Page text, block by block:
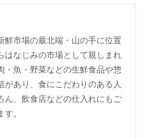
鮮市場の最北端・山の手に位置
はなじみの市場として親しまれ
・魚・野菜などの生鮮食品や惣
があり、食にこだわりのある人
ん、飲食店などの仕入れにもご
。